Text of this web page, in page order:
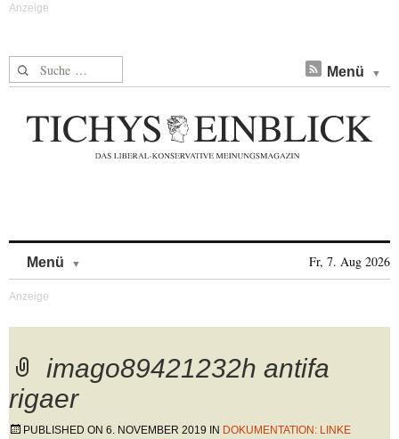
Suche nach: Menü
Menü Fr, 7. Aug 2026
imago89421232h antifa
rigaer
PUBLISHED ON 6. NOVEMBER 2019 IN DOKUMENTATION: LINKE